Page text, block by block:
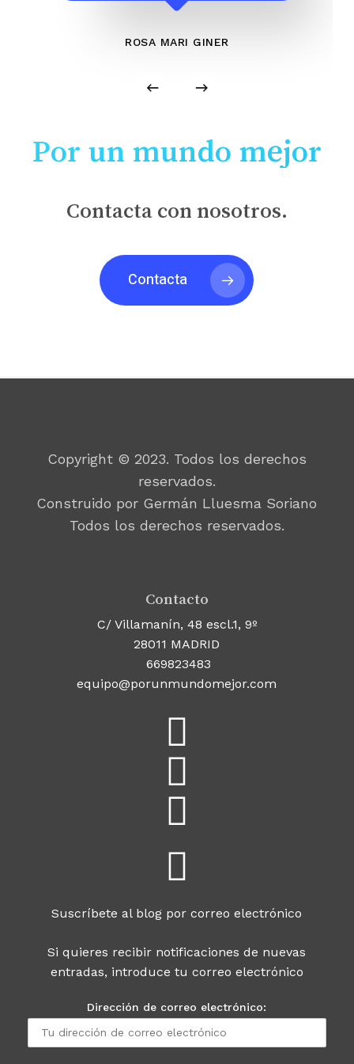
ROSA MARI GINER
Por un mundo mejor
Contacta con nosotros.
Contacta
Copyright © 2023. Todos los derechos
reservados.
Construido por Germán Lluesma Soriano
Todos los derechos reservados.
Contacto
C/ Villamanín, 48 escl.1, 9º
28011 MADRID
669823483
equipo@porunmundomejor.com
Suscríbete al blog por correo electrónico
Si quieres recibir notificaciones de nuevas
entradas, introduce tu correo electrónico
Dirección de correo electrónico: